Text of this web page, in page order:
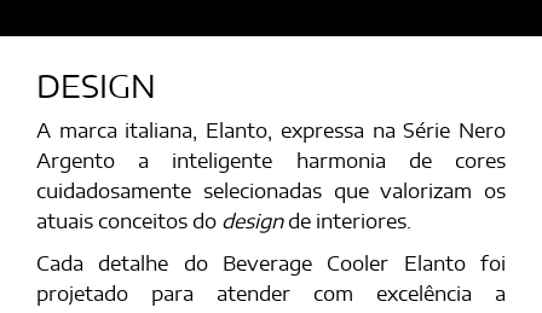
DESIGN
A marca italiana, Elanto, expressa na Série Nero
Argento a inteligente harmonia de cores
cuidadosamente selecionadas que valorizam os
atuais conceitos do designde interiores.
Cada detalhe do Beverage Cooler Elanto foi
projetado para atender com excelência a